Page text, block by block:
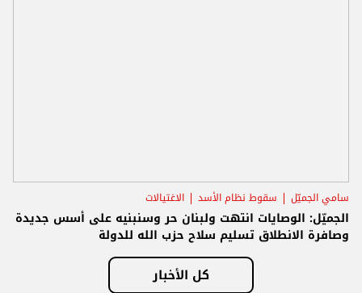
سامي الجميّل سقوط نظام الأسد الاغتيالات
الجميّل: الوصايات انتهت ولبنان حر وسنبنيه على أسس جديدة
وصافرة الانطلاق تسليم سلاح حزب الله للدولة
كل الأخبار